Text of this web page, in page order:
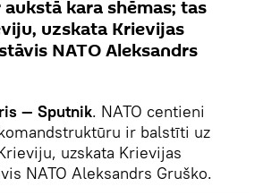
kara shēmas; tas
uzskata Krievijas
NATO Aleksandrs
— Sputnik. NATO centieni
ir balstīti uz
uzskata Krievijas
NATO Aleksandrs Gruško.